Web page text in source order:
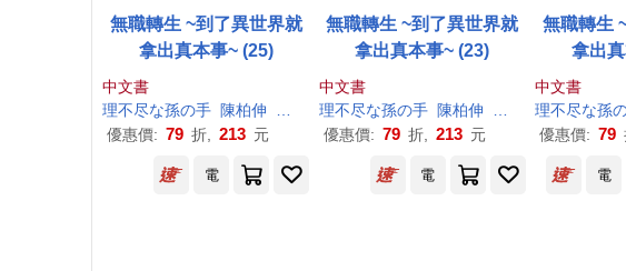
無職轉生 ~到了異世界就
拿出真本事~ (25)
中文書
理不尽な孫の手 陳柏伸
シロタカ
優惠價: 79 折, 213 元
無職轉生 ~到了異世界就
拿出真本事~ (23)
中文書
理不尽な孫の手 陳柏伸
シロタカ
優惠價: 79 折, 213 元
無職轉生
拿出
中文書
理不尽な孫
優惠價: 79
電 電 電